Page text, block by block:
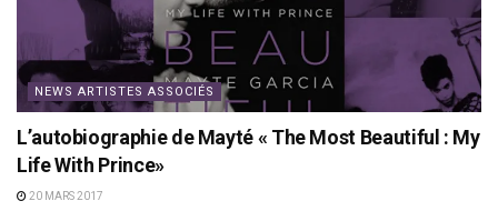
NEWS ARTISTES ASSOCIÉS
L’autobiographie de Mayté « The Most Beautiful : My
Life With Prince»
20 MARS 2017